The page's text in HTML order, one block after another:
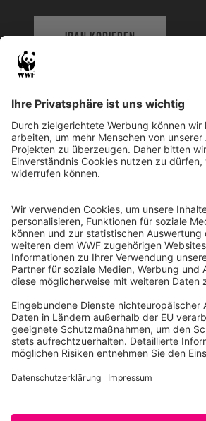
IBAN KOPIEREN
WWF Deutschland
Reinhardtstr. 18
10117 Berlin
Ihre Spende kann steuerlich geltend
Registriert als Stiftung WWF Deutschland,
Justiz Berlin, Az: 3416/976/2
Umsatzsteuer-Identifikationsnummer: DE
Freistellungsbescheid: Als gemeinnützige
von der Körperschaftssteuer gem. §5 I 9
Steuernummer 27/641/09321